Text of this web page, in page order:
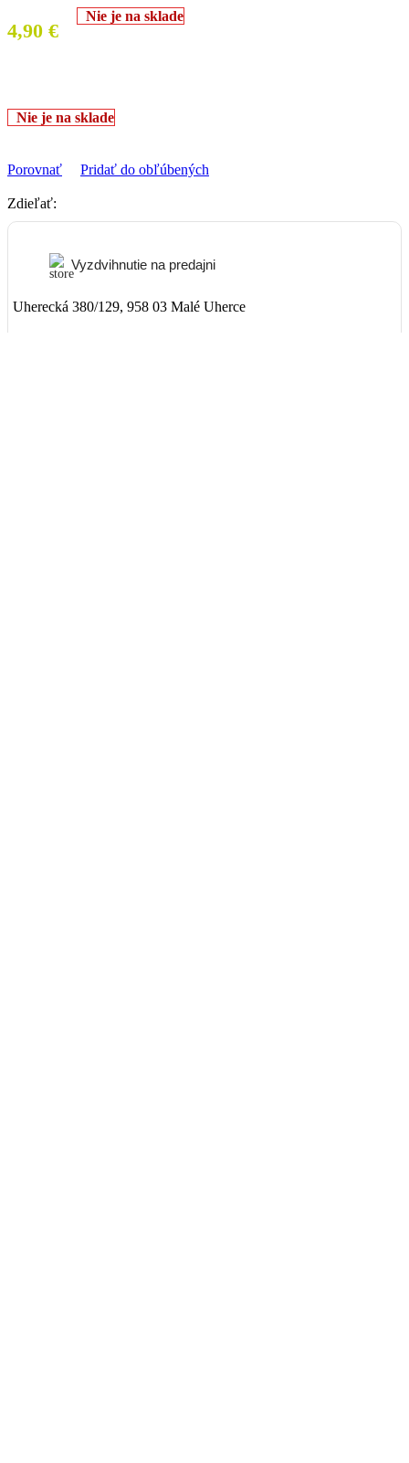
4,90 €
Nie je na sklade
Nie je na sklade
Porovnať Pridať do obľúbených
Zdieľať:
Vyzdvihnutie na predajni
Uherecká 380/129, 958 03 Malé Uherce